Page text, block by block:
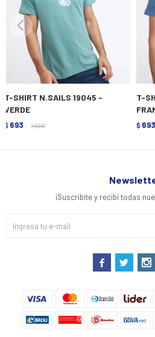
T-SHIRT N.SAILS 19045 -
VERDE
$ 693 $ 990
T-
$ 693
¡Suscribite y recibí todas
  